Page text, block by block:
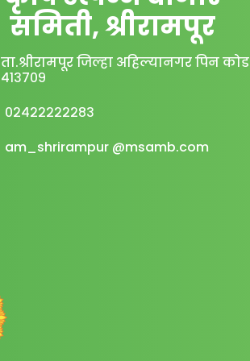
समिती, श्रीरामपूर
ता.श्रीरामपूर जिल्हा अहिल्यानगर पिन कोड
४१३७०९
०२४२२२२२२८३
am_shrirampur @msamb.com